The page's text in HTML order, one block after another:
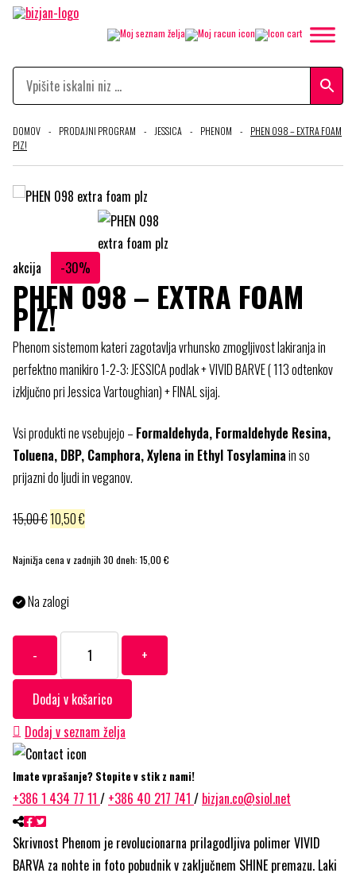
DOMOV - PRODAJNI PROGRAM - JESSICA - PHENOM -
PHEN 098 – EXTRA FOAM
PIZ!
akcija -30%
PHEN 098 – EXTRA FOAM
PIZ!
Phenom sistemom kateri zagotavlja vrhunsko zmogljivost lakiranja in
perfektno manikiro 1-2-3: JESSICA podlak + VIVID BARVE ( 113 odtenkov
izključno pri Jessica Vartoughian) + FINAL sijaj.
Vsi produkti ne vsebujejo – Formaldehyda, Formaldehyde Resina,
Toluena, DBP, Camphora, Xylena in Ethyl Tosylaminain so
prijazni do ljudi in veganov.
15,00€10,50€
Najnižja cena v zadnjih 30 dneh: 15,00 €
Na zalogi
-
EXTRA
FOAM
PIZ!
količina
+
Dodaj v košarico
Dodaj v seznam želja
Imate vprašanje? Stopite v stik z nami!
+386 1 434 77 11 / +386 40 217 741 / bizjan.co@siol.net
Skrivnost Phenom je revolucionarna prilagodljiva polimer VIVID
BARVA za nohte in foto pobudnik v zaključnem SHINE premazu. Laki